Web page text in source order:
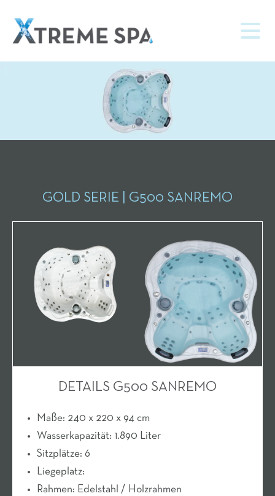
GOLD SERIE | G500 SANREMO
DETAILS G500 SANREMO
Maße: 240 x 220 x 94 cm
Wasserkapazität: 1.890 Liter
Sitzplätze: 6
Liegeplatz:
Rahmen: Edelstahl / Holzrahmen